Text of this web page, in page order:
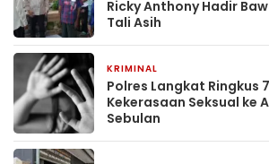
Ricky Anthony Hadir
Tali Asih
KRIMINAL
Polres Langkat Ringkus
Kekerasaan Seksual ke
Sebulan